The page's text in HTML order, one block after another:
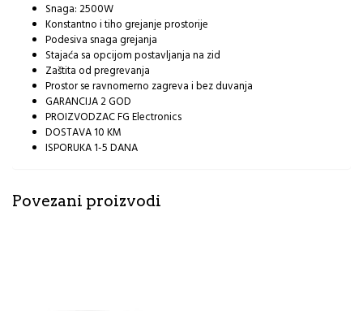
Snaga: 2500W
Konstantno i tiho grejanje prostorije
Podesiva snaga grejanja
Stajaća sa opcijom postavljanja na zid
Zaštita od pregrevanja
Prostor se ravnomerno zagreva i bez duvanja
GARANCIJA 2 GOD
PROIZVODZACFG Electronics
DOSTAVA 10 KM
ISPORUKA 1-5 DANA
Povezani proizvodi